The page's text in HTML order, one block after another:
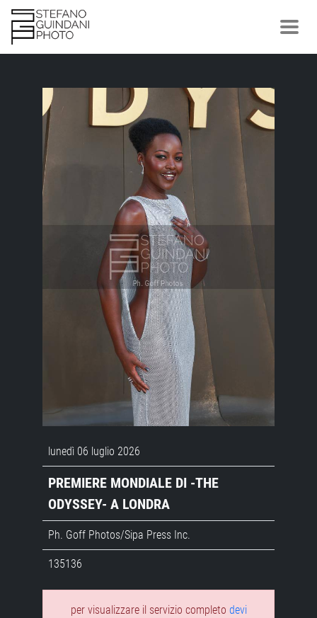
lunedì 06 luglio 2026
PREMIERE MONDIALE DI -THE
ODYSSEY- A LONDRA
Ph. Goff Photos/Sipa Press Inc.
135136
per visualizzare il servizio completo devi